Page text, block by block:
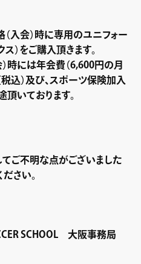
入会）時に専用のユニフォー
ス）をご購入頂きます。
時には年会費（6,600円の月
税込）及び、スポーツ保険加入
頂いております。
てご不明な点がございました
さい。
SCHOOL 大阪事務局